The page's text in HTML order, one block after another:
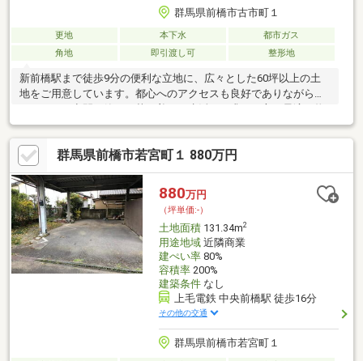
群馬県前橋市古市町１
更地 本下水
都市ガス
角地
即引渡し可 整形地
新前橋駅まで徒歩9分の便利な立地に、広々とした60坪以上の土
地をご用意しています。都心へのアクセスも良好でありながら、
件です。さらに、周辺には商業施設や公共施設も充実しており、
前橋IC・高崎ICまでのアクセスも良好であり便利で快適な生活や
子育てに便利な公園・公民館など周辺環境の整っている希少な人
気の土地です！快適な生活を実現できる環境が整っています。
群馬県前橋市若宮町１ 880万円
880万円
（坪単価:-）
土地面積131.34m2
用途地域近隣商業
建ぺい率80%
容積率200%
建築条件なし
上毛電鉄 中央前橋駅 徒歩16分
その他の交通
群馬県前橋市若宮町１